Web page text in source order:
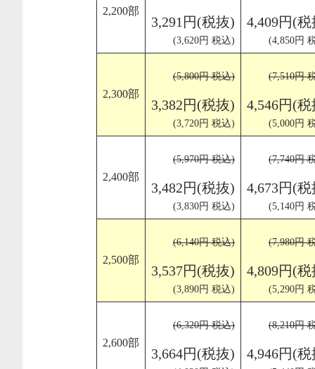
2,200部
3,291円(税抜)
(3,620円 税込)
4,409円(
(4,850円
2,300部
(5,800円 税込)
3,382円(税抜)
(3,720円 税込)
(7,510円
4,546円(
(5,000円
2,400部
(5,970円 税込)
3,482円(税抜)
(3,830円 税込)
(7,740円
4,673円(
(5,140円
2,500部
(6,140円 税込)
3,537円(税抜)
(3,890円 税込)
(7,980円
4,809円(
(5,290円
2,600部
(6,320円 税込)
3,664円(税抜)
(8,210円
4,946円(